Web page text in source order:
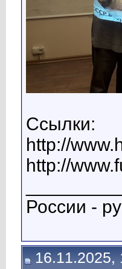
Ссылки:
http://
http://
России -
16.11.2025,